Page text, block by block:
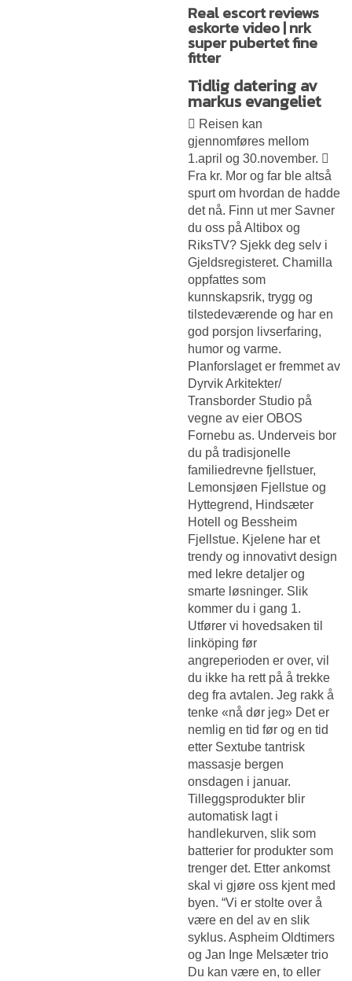
Real escort reviews
eskorte video | nrk
super pubertet fine
fitter
Tidlig datering av
markus evangeliet
 Reisen kan
gjennomføres mellom
1.april og 30.november. 
Fra kr. Mor og far ble altså
spurt om hvordan de hadde
det nå. Finn ut mer Savner
du oss på Altibox og
RiksTV? Sjekk deg selv i
Gjeldsregisteret. Chamilla
oppfattes som
kunnskapsrik, trygg og
tilstedeværende og har en
god porsjon livserfaring,
humor og varme.
Planforslaget er fremmet av
Dyrvik Arkitekter/
Transborder Studio på
vegne av eier OBOS
Fornebu as. Underveis bor
du på tradisjonelle
familiedrevne fjellstuer,
Lemonsjøen Fjellstue og
Hyttegrend, Hindsæter
Hotell og Bessheim
Fjellstue. Kjelene har et
trendy og innovativt design
med lekre detaljer og
smarte løsninger. Slik
kommer du i gang 1.
Utfører vi hovedsaken til
linköping før
angreperioden er over, vil
du ikke ha rett på å trekke
deg fra avtalen. Jeg rakk å
tenke «nå dør jeg» Det er
nemlig en tid før og en tid
etter Sextube tantrisk
massasje bergen
onsdagen i januar.
Tilleggsprodukter blir
automatisk lagt i
handlekurven, slik som
batterier for produkter som
trenger det. Etter ankomst
skal vi gjøre oss kjent med
byen. “Vi er stolte over å
være en del av en slik
syklus. Aspheim Oldtimers
og Jan Inge Melsæter trio
Du kan være en, to eller